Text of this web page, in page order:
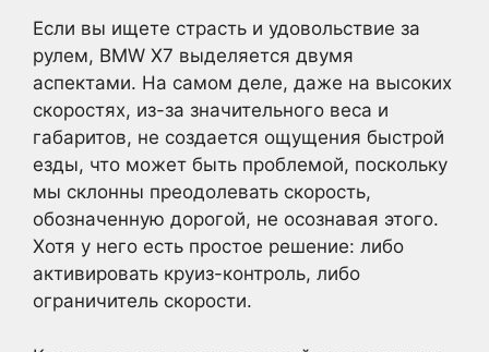
Если вы ищете страсть и удовольствие за
рулем, BMW X7 выделяется двумя
аспектами. На самом деле, даже на высоких
скоростях, из-за значительного веса и
габаритов, не создается ощущения быстрой
езды, что может быть проблемой, поскольку
мы склонны преодолевать скорость,
обозначенную дорогой, не осознавая этого.
Хотя у него есть простое решение: либо
активировать круиз-контроль, либо
ограничитель скорости.